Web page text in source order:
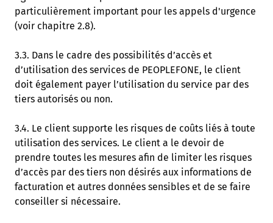
particulièrement important pour les appels d'urgence
(voir chapitre 2.8).
3.3. Dans le cadre des possibilités d’accès et
d’utilisation des services de PEOPLEFONE, le client
doit également payer l’utilisation du service par des
tiers autorisés ou non.
3.4. Le client supporte les risques de coûts liés à toute
utilisation des services. Le client a le devoir de
prendre toutes les mesures afin de limiter les risques
d’accès par des tiers non désirés aux informations de
facturation et autres données sensibles et de se faire
conseiller si nécessaire.